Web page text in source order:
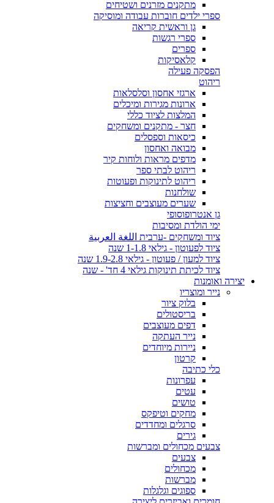
מתקנים מזרנים ושטיחים
ספרי ילדים חוברות עבודה ומוסיקה
גן וראשית קריאה
ספרי רגשות
ספרים
קלאסיקות
הפסקה פעילה
ריהוט
ארגזי אחסון וסלסלאות
ארונות מגירות ומיכלים
המלצות לציוד כללי
חצר - מתקנים ומשחקים
כיסאות וספסלים
מבואה ואחסון
מדפים מראות ולוחות קיר
ריהוט לבתי ספר
ריהוט לתינוקות ופעוטות
שולחנות
שערים מעוצבים וחציצות
גן אנטרופוסופי
ימי הולדת ומסיבות
ציוד ומשחקים -ערבית اللغة العربية
ציוד לפעוטון - גילאי 1-1.8 שנה
ציוד למעון / פעוטון - גילאי 1.9-2.8 שנה
ציוד לכיתת תינוקות גילאי 4 חד' - שנה
יצירה ואומנות
נייר ומוצריו
בלוק ציור
בריסטולים
דפים מעוצבים
נייר העתקה
ניירות מיוחדים
קרטון
כלי כתיבה
עפרונות
עטים
טושים
מחקים וטיפקס
סרגלים ומחדדים
גירים
צבעים מכחולים ומברשות
צבעים
מכחולים
מברשות
ספוגים וגלגלות